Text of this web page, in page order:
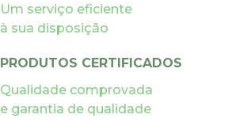
Um serviço eficiente
à sua disposição
PRODUTOS CERTIFICADOS
Qualidade comprovada
e garantia de qualidade